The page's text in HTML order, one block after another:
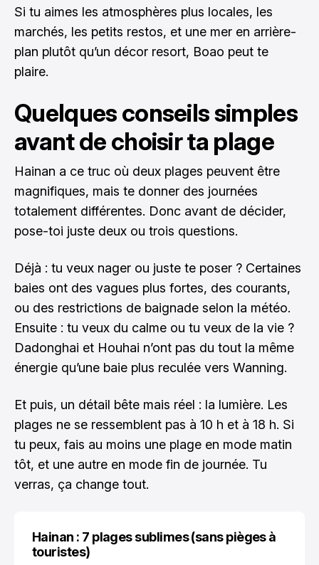
Si tu aimes les atmosphères plus locales, les
marchés, les petits restos, et une mer en arrière-
plan plutôt qu’un décor resort, Boao peut te
plaire.
Quelques conseils simples
avant de choisir ta plage
Hainan a ce truc où deux plages peuvent être
magnifiques, mais te donner des journées
totalement différentes. Donc avant de décider,
pose-toi juste deux ou trois questions.
Déjà : tu veux nager ou juste te poser ? Certaines
baies ont des vagues plus fortes, des courants,
ou des restrictions de baignade selon la météo.
Ensuite : tu veux du calme ou tu veux de la vie ?
Dadonghai et Houhai n’ont pas du tout la même
énergie qu’une baie plus reculée vers Wanning.
Et puis, un détail bête mais réel : la lumière. Les
plages ne se ressemblent pas à 10 h et à 18 h. Si
tu peux, fais au moins une plage en mode matin
tôt, et une autre en mode fin de journée. Tu
verras, ça change tout.
Hainan : 7 plages sublimes (sans pièges à
touristes)